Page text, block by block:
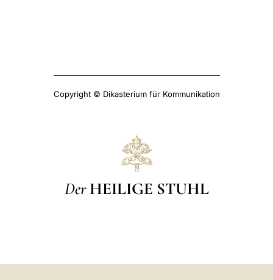
Copyright © Dikasterium für Kommunikation
Der HEILIGE STUHL